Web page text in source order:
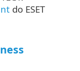
do ESET